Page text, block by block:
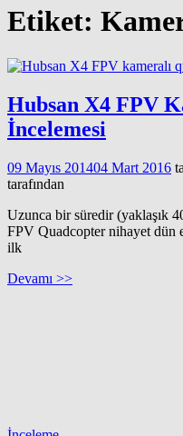
Etiket:
Hubsan X4 FPV
İncelemesi
09 Mayıs 201404 Mart 2016
tarafından
Uzunca bir süredir (yaklaşık
FPV Quadcopter nihayet dün
ilk
Devamı >>